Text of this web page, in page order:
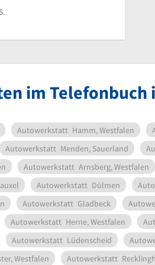
im Telefonbuch
Autowerkstatt Hamm, Westfalen
Autowerkstatt Menden, Sauerland
Autowerkstatt Arnsberg, Westfalen
Autowerkstatt Dülmen
Autowerkstatt Gladbeck
Autowerkstatt Herne, Westfalen
Autowerkstatt Lüdenscheid
Westfalen Autowerkstatt